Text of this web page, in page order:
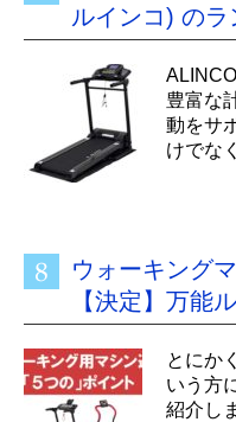
ルインコ) の
豊富な
動をサ
けでな
ウォーキング
【決定】万能
とにか
いう方
紹介し